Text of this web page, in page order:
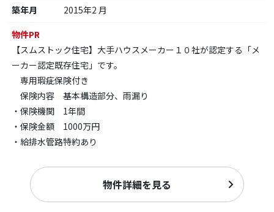
築年月
2015年2 月
物件PR
【スムストック住宅】大手ハウスメーカー１０社が認定する「メ
ーカー認定既存住宅」です。
専用瑕疵保険付き
保険内容 基本構造部分、雨漏り
・保険機関 1年間
・保険金額 1000万円
・給排水管路特約あり
物件詳細を見る